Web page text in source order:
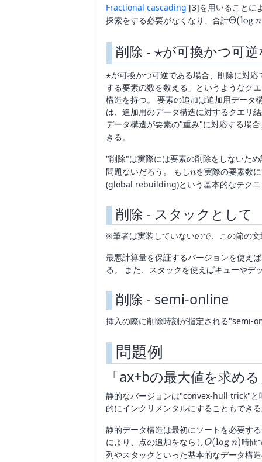
Fractional cascading [3]を用いることに
探索をする必要がなくなり、合計Θ(logn
削除 - \star
⋆が可換かつ可
\star
⋆が可換かつ可逆である場合、削除に対
する要素の数を数える」というようなク
構造を持つ。 要素の追加は追加用データ
は、追加用のデータ構造に対するクエリ
データ構造が要素の"重み"に対応する場
きる。
"削除"は実際には要素の削除をしないた
問題ないだろう。 もしn
nを実際の要素数
(global rebuilding)という基本的なテクニ
削除 - スタックとして
※筆者は実装していないので、この節の
最悪計算量を保証するバージョンを使え
る。 また、スタックを使えばキューやデ
削除 - semi-online
挿入の際に削除時刻が指定される"semi-
問題例
「ax+bの最大値を求め
静的なバージョンは"convex-hull trick"と
的にインクリメンタルにすることもでき
静的データ構造は最初にソートを必要す
により、点の追加をならしO(\log
n)
O(log n)時間
列やスタックといった基本的なデータ構